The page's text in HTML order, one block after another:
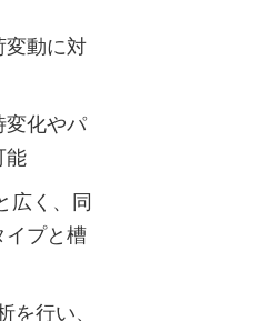
変動に対
変化やパ
能
広く、同
イプと槽
を行い、